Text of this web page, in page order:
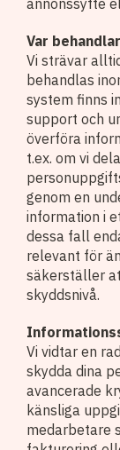
annonssyfte
Var
Vi strävar
behandlas
system finns
support och
överföra
t.ex. om vi
genom en
information i
dessa fall
relevant för
säkerställer
skyddsnivå.
Vi vidtar en
skydda dina
avancerade
känsliga
medarbetare